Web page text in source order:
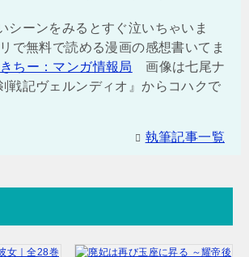
シーンをみるとすぐ泣いちゃいま
で無料で読める漫画の感想書いてま
ちー：マンガ情報局
画像は七尾ナ
戦記ヴェルンディオ』からコハクで
執筆記事一覧